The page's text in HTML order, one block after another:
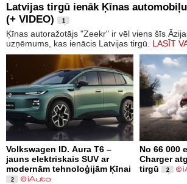
Latvijas tirgū ienāk Ķīnas
(+ VIDEO)
1
Ķīnas autoražotājs "Zeekr" ir vēl viens šīs
uzņēmums, kas ienācis Latvijas tirgū. LASĪT
Volkswagen ID. Aura T6 –
jauns elektriskais SUV ar
modernām tehnoloģijām Ķīnai
2
No 66 000
Charger
tirgū
2